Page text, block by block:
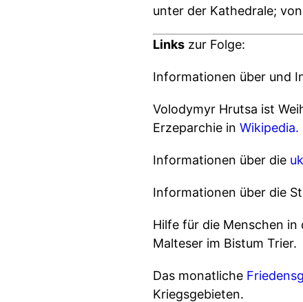
unter der Kathedrale;
Links zur Folge:
Informationen über und
Volodymyr Hrutsa ist
Erzeparchie in Wikipedia.
Informationen über die
Informationen über die
Hilfe für die Menschen in
Malteser im Bistum Trier.
Das monatliche
Kriegsgebieten.